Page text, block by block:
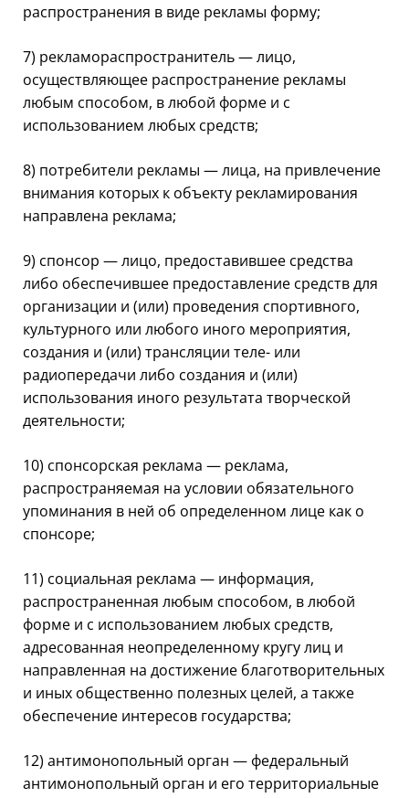
распространения в виде рекламы форму;
7) рекламораспространитель — лицо,
осуществляющее распространение рекламы
любым способом, в любой форме и с
использованием любых средств;
8) потребители рекламы — лица, на привлечение
внимания которых к объекту рекламирования
направлена реклама;
9) спонсор — лицо, предоставившее средства
либо обеспечившее предоставление средств для
организации и (или) проведения спортивного,
культурного или любого иного мероприятия,
создания и (или) трансляции теле- или
радиопередачи либо создания и (или)
использования иного результата творческой
деятельности;
10) спонсорская реклама — реклама,
распространяемая на условии обязательного
упоминания в ней об определенном лице как о
спонсоре;
11) социальная реклама — информация,
распространенная любым способом, в любой
форме и с использованием любых средств,
адресованная неопределенному кругу лиц и
направленная на достижение благотворительных
и иных общественно полезных целей, а также
обеспечение интересов государства;
12) антимонопольный орган — федеральный
антимонопольный орган и его территориальные